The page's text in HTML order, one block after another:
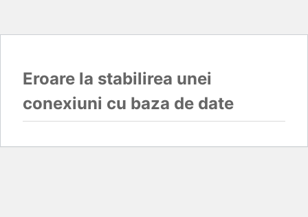
Eroare la stabilirea unei
conexiuni cu baza de date